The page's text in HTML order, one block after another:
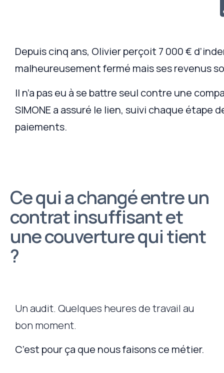
Depuis cinq ans, Olivier perçoit 7 000 €
malheureusement fermé mais ses revenus
Il n’a pas eu à se battre seul contre une
SIMONE a assuré le lien, suivi chaque étape
paiements.
Ce qui a changé entre un
contrat insuffisant et
une couverture qui tient
?
Un audit. Quelques heures de travail au
bon moment.
C’est pour ça que nous faisons ce métier.